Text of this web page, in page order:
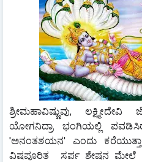
ಶ್ರೀಮಹಾವಿಷ್ಣುವು,
ಯೋಗನಿದ್ರಾ ಭಂಗಿಯಲ್ಲಿ
'ಅನಂತಶಯನ' ಎಂದು
ವಿಷಪೂರಿತ  ಸರ್ಪ ಶೇಷನ ಮೇಲೆ